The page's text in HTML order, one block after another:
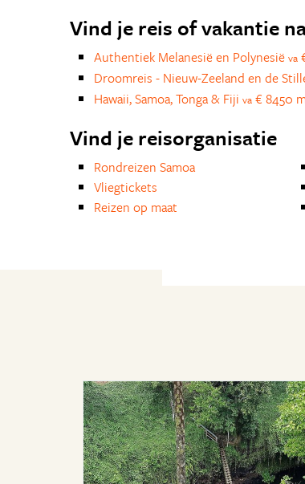
Vind je reis of vakantie
Authentiek Melanesië en Polynesië va
Droomreis - Nieuw-Zeeland en de
Hawaii, Samoa, Tonga & Fiji va € 8450
Vind je reisorganisatie
Rondreizen Samoa
Vliegtickets
Reizen op maat